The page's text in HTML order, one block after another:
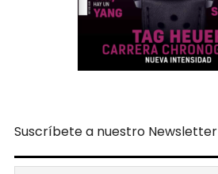
Suscríbete a nuestro Newsletter